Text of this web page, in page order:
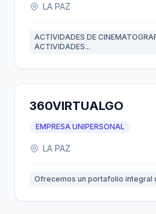
LA PAZ
ACTIVIDADES DE
ACTIVIDADES...
360VIRTUALGO
EMPRESA UNIPERSONAL
LA PAZ
Ofrecemos un portafolio integral